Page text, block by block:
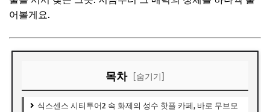
어볼게요.
목차 [숨기기]
식스센스 시티투어2 속 화제의 성수 핫플 카페, 바로 무브모